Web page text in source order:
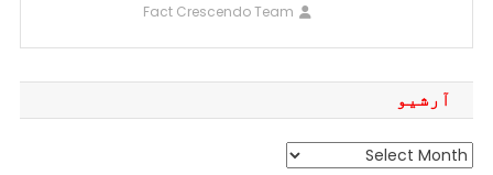
Fact Crescendo Team
آرشیو
آرشیو